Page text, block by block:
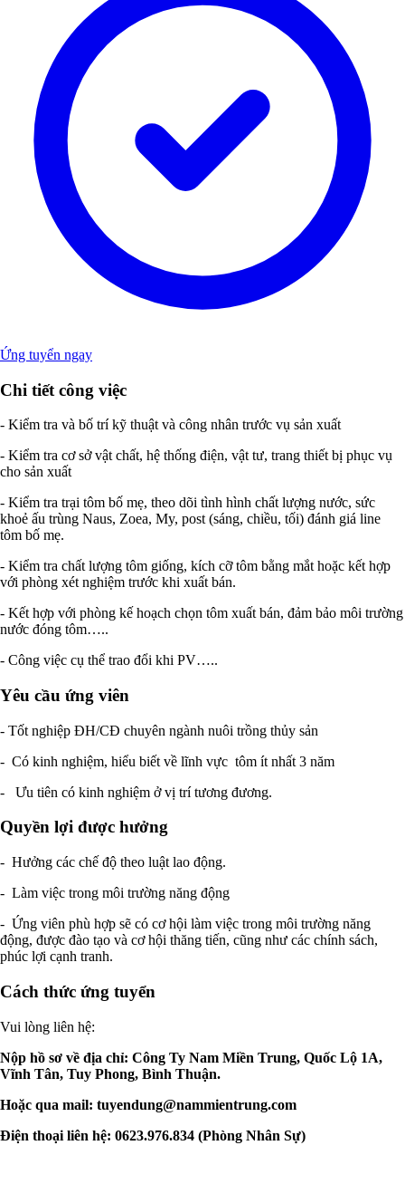
Ứng tuyển ngay
Chi tiết công việc
- Kiểm tra và bố trí kỹ thuật và công nhân trước vụ sản xuất
- Kiểm tra cơ sở vật chất, hệ thống điện, vật tư, trang thiết bị phục vụ
cho sản xuất
- Kiểm tra trại tôm bố mẹ, theo dõi tình hình chất lượng nước, sức
khoẻ ấu trùng Naus, Zoea, My, post (sáng, chiều, tối) đánh giá line
tôm bố mẹ.
- Kiểm tra chất lượng tôm giống, kích cỡ tôm bằng mắt hoặc kết hợp
với phòng xét nghiệm trước khi xuất bán.
- Kết hợp với phòng kế hoạch chọn tôm xuất bán, đảm bảo môi trường
nước đóng tôm…..
- Công việc cụ thể trao đổi khi PV…..
Yêu cầu ứng viên
- Tốt nghiệp ĐH/CĐ chuyên ngành nuôi trồng thủy sản
- Có kinh nghiệm, hiểu biết về lĩnh vực tôm ít nhất 3 năm
- Ưu tiên có kinh nghiệm ở vị trí tương đương.
Quyền lợi được hưởng
- Hưởng các chế độ theo luật lao động.
- Làm việc trong môi trường năng động
- Ứng viên phù hợp sẽ có cơ hội làm việc trong môi trường năng
động, được đào tạo và cơ hội thăng tiến, cũng như các chính sách,
phúc lợi cạnh tranh.
Cách thức ứng tuyển
Vui lòng liên hệ:
Nộp hồ sơ về địa chỉ: Công Ty Nam Miền Trung, Quốc Lộ 1A,
Vĩnh Tân, Tuy Phong, Bình Thuận.
Hoặc qua mail: tuyendung@nammientrung.com
Điện thoại liên hệ: 0623.976.834 (Phòng Nhân Sự)